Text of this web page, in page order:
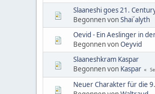
Slaaneshi goes 21.
Begonnen vonShai´alyth
Oevid - Ein Aeslinger in
Begonnen vonOeyvid
Slaaneshkram Kaspar
Begonnen von Kaspar
Neuer Charakter für die